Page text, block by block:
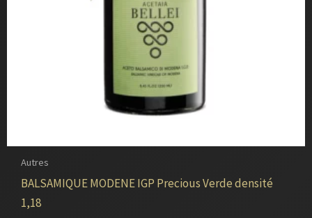
Autres
BALSAMIQUE MODENE IGP Precious Verde densité
1,18